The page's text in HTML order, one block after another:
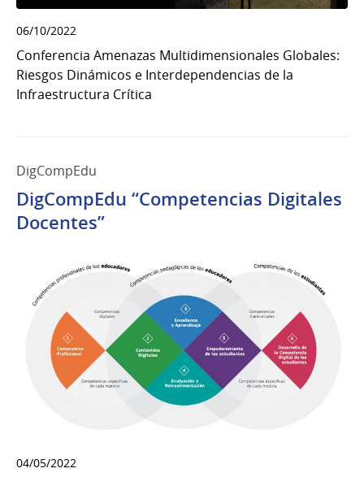
06/10/2022
Conferencia Amenazas Multidimensionales Globales:
Riesgos Dinámicos e Interdependencias de la
Infraestructura Crítica
DigCompEdu
DigCompEdu “Competencias Digitales
Docentes”
04/05/2022